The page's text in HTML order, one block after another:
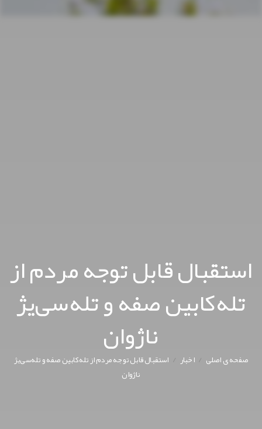
استقبال قابل توجه مردم از
تله‌کابین صفه و تله‌سی‌یژ
ناژوان
صفحه ی اصلی/ اخبار/ استقبال قابل توجه مردم از تله‌کابین صفه و تله‌سی‌یژ
ناژوان